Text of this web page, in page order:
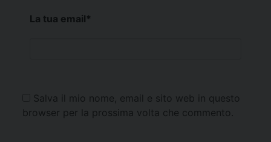
La tua email*
Salva il mio nome, email e sito web in questo
browser per la prossima volta che commento.